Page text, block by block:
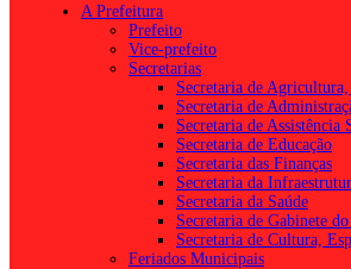
A Prefeitura
Prefeito
Vice-prefeito
Secretarias
Secretaria de
Secretaria de
Secretaria de Assistência
Secretaria de Educação
Secretaria das Finanças
Secretaria da
Secretaria da Saúde
Secretaria de Gabinete
Secretaria de Cultura,
Feriados Municipais